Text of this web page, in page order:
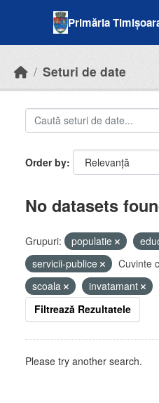
Primăria
Seturi de date
Order by
No datasets
Grupuri: populatie
servicii-publice
Cuvinte
scoala
invatamant
Filtrează Rezultatele
Please try another search.